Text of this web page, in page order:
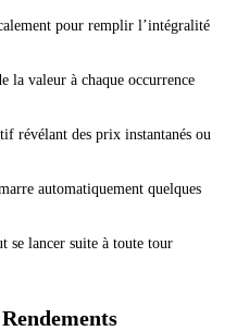
pour remplir l’intégralité
la valeur à chaque occurrence
révélant des prix instantanés ou
automatiquement quelques
se lancer suite à toute tour